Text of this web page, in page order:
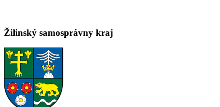
Žilinský samosprávny kraj